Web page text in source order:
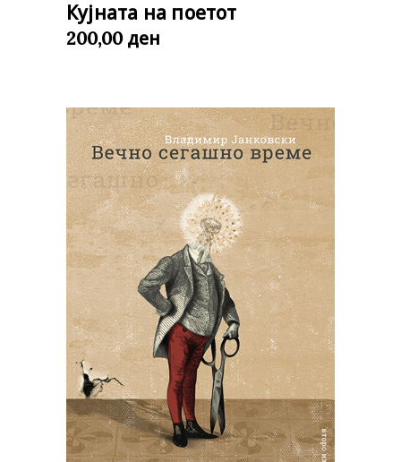
Кујната на поетот
200,00 ден